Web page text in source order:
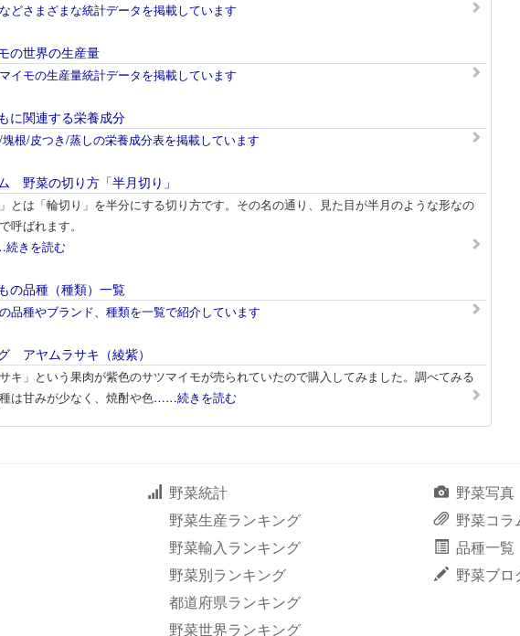
どさまざまな統計データを掲載しています
の世界の生産量
イモの生産量統計データを掲載しています
に関連する栄養成分
根/皮つき/蒸しの栄養成分表を掲載しています
野菜の切り方「半月切り」
」とは「輪切り」を半分にする切り方です。その名の通り、見た目が半月のような形なの
呼ばれます。
きを読む
の品種（種類）一覧
品種やブランド、種類を一覧で紹介しています
アヤムラサキ（綾紫）
サキ」という果肉が紫色のサツマイモが売られていたので購入してみました。調べてみる
は甘みが少なく、焼酎や色……続きを読む
野菜統計
野菜生産ランキング
野菜輸入ランキング
野菜別ランキング
都道府県ランキング
野菜世界ランキング
野菜写真
野菜コラ
品種一覧
野菜ブロ